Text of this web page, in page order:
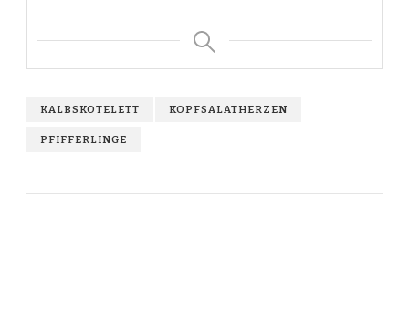
KALBSKOTELETT KOPFSALATHERZEN
PFIFFERLINGE